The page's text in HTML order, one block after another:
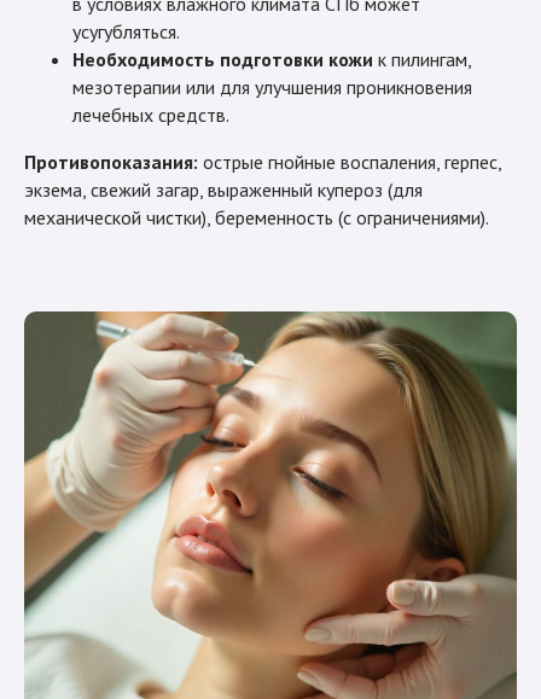
усугубляться.
Необходимость подготовки кожи к пилингам,
мезотерапии или для улучшения проникновения
лечебных средств.
Противопоказания: острые гнойные воспаления, герпес,
экзема, свежий загар, выраженный купероз (для
механической чистки), беременность (с ограничениями).